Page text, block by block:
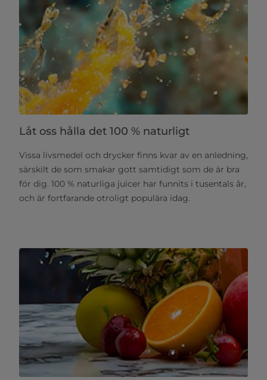
Låt oss hålla det 100 % naturligt
Vissa livsmedel och drycker finns kvar av en anledning,
särskilt de som smakar gott samtidigt som de är bra
för dig. 100 % naturliga juicer har funnits i tusentals år,
och är fortfarande otroligt populära idag.